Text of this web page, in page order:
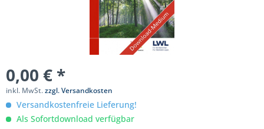
0,00 € *
inkl. MwSt.zzgl. Versandkosten
Versandkostenfreie Lieferung!
Als Sofortdownload verfügbar